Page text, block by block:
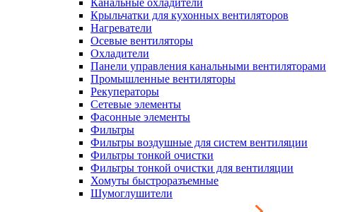
Канальные охладители
Крыльчатки для кухонных вентиляторов
Нагреватели
Осевые вентиляторы
Охладители
Панели управления канальными вентиляторами
Промышленные вентиляторы
Рекуператоры
Сетевые элементы
Фасонные элементы
Фильтры
Фильтры воздушные для систем вентиляции
Фильтры тонкой очистки
Фильтры тонкой очистки для вентиляции
Хомуты быстроразъемные
Шумоглушители